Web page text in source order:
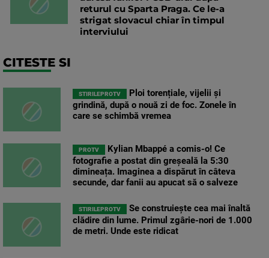
returul cu Sparta Praga. Ce le-a
strigat slovacul chiar în timpul
interviului
CITESTE SI
STIRILEPROTV
Ploi torențiale, vijelii și
grindină, după o nouă zi de foc. Zonele în
care se schimbă vremea
PROTV
Kylian Mbappé a comis-o! Ce
fotografie a postat din greșeală la 5:30
dimineața. Imaginea a dispărut în câteva
secunde, dar fanii au apucat să o salveze
STIRILEPROTV
Se construiește cea mai înaltă
clădire din lume. Primul zgârie-nori de 1.000
de metri. Unde este ridicat